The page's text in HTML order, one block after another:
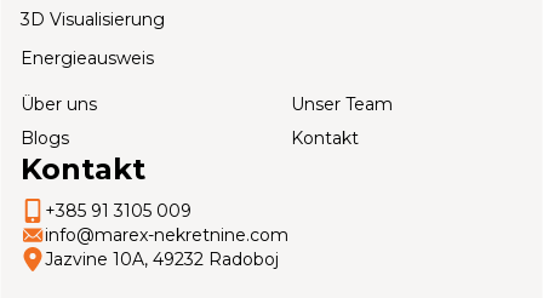
3D Visualisierung
Energieausweis
Über uns
Unser Team
Blogs
Kontakt
Kontakt
+385 91 3105 009
info@marex-nekretnine.com
Jazvine 10A, 49232 Radoboj